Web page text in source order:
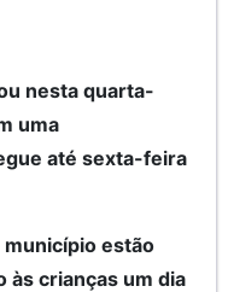
nesta quarta-
uma
até sexta-feira
município estão
às crianças um dia